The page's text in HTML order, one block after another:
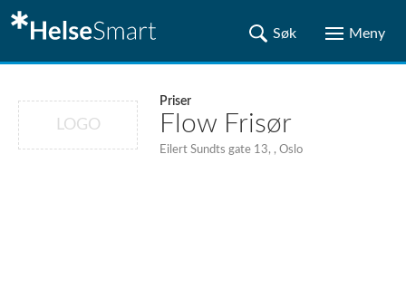
LOGO
Priser
Flow Frisør
Eilert Sundts gate 13, , Oslo